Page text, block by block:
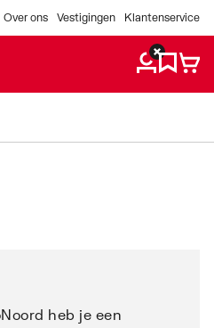
Over ons Vestigingen Klantenservice
heb je een